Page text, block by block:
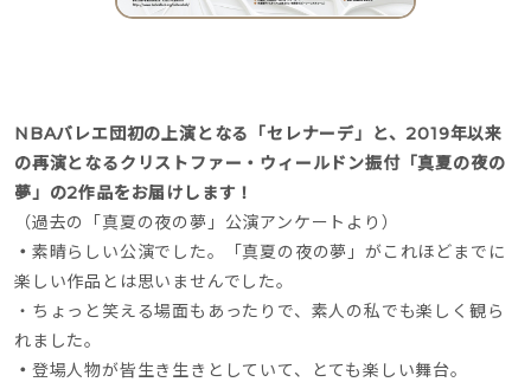
NBAバレエ団初の上演となる「セレナーデ」と、2019年以来
の再演となるクリストファー・ウィールドン振付「真夏の夜の
夢」の2作品をお届けします！
（過去の「真夏の夜の夢」公演アンケートより）
・ 素晴らしい公演でした。「真夏の夜の夢」がこれほどまでに
楽しい作品とは思いませんでした。
・ちょっと笑える場面もあったりで、素人の私でも楽しく観ら
れました。
・ 登場人物が皆生き生きとしていて、とても楽しい舞台。